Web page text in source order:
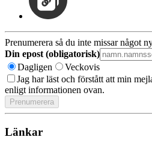
Prenumerera så du inte missar något
Din epost (obligatorisk)
Dagligen
Veckovis
Jag har läst och förstått att min
enligt informationen ovan.
Länkar